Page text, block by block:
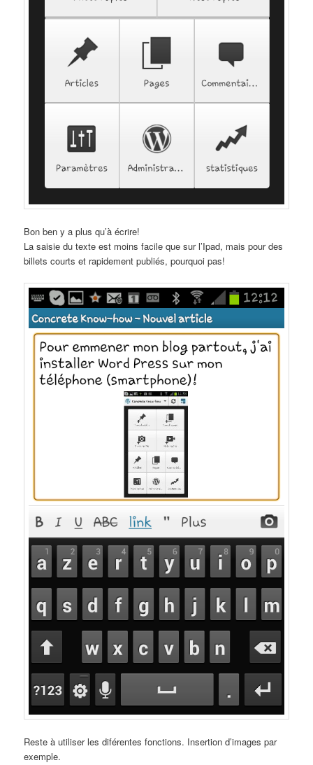
Bon ben y a plus qu’à écrire!
La saisie du texte est moins facile que sur l’Ipad, mais pour des
billets courts et rapidement publiés, pourquoi pas!
Reste à utiliser les diférentes fonctions. Insertion d’images par
exemple.